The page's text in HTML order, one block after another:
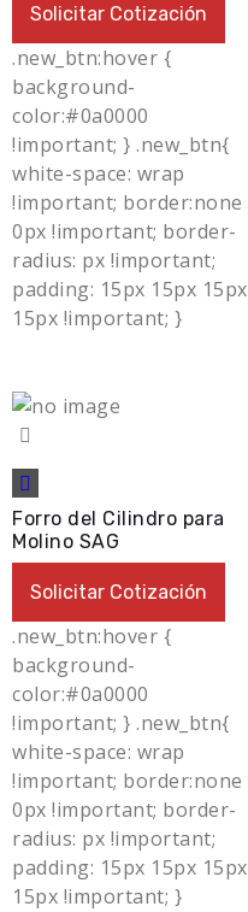
Solicitar Cotización
.new_btn:hover {
background-
color:#0a0000
!important; } .new_btn{
white-space: wrap
!important; border:none
0px !important; border-
radius: px !important;
padding: 15px 15px 15px
15px !important; }
Forro del Cilindro para
Molino SAG
Solicitar Cotización
.new_btn:hover {
background-
color:#0a0000
!important; } .new_btn{
white-space: wrap
!important; border:none
0px !important; border-
radius: px !important;
padding: 15px 15px 15px
15px !important; }